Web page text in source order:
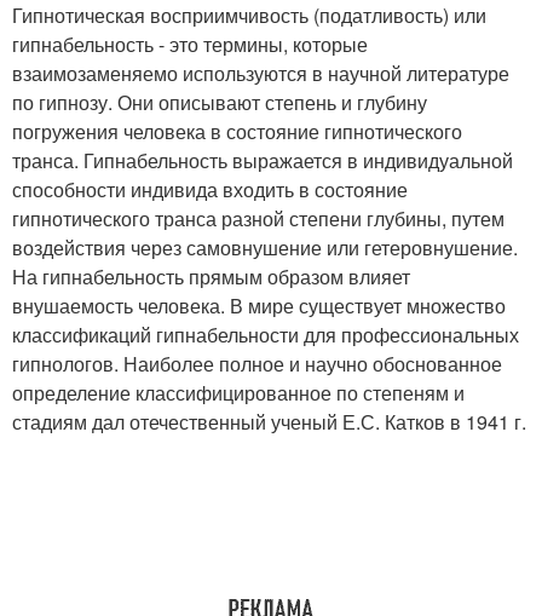
Гипнотическая восприимчивость (податливость) или
гипнабельность - это термины, которые
взаимозаменяемо используются в научной литературе
по гипнозу. Они описывают степень и глубину
погружения человека в состояние гипнотического
транса. Гипнабельность выражается в индивидуальной
способности индивида входить в состояние
гипнотического транса разной степени глубины, путем
воздействия через самовнушение или гетеровнушение.
На гипнабельность прямым образом влияет
внушаемость человека. В мире существует множество
классификаций гипнабельности для профессиональных
гипнологов. Наиболее полное и научно обоснованное
определение классифицированное по степеням и
стадиям дал отечественный ученый Е.С. Катков в 1941 г.